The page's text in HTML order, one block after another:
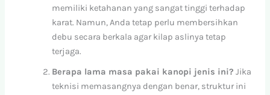
memiliki ketahanan yang sangat tinggi terhadap
karat. Namun, Anda tetap perlu membersihkan
debu secara berkala agar kilap aslinya tetap
terjaga.
Berapa lama masa pakai kanopi jenis ini? Jika
teknisi memasangnya dengan benar, struktur ini